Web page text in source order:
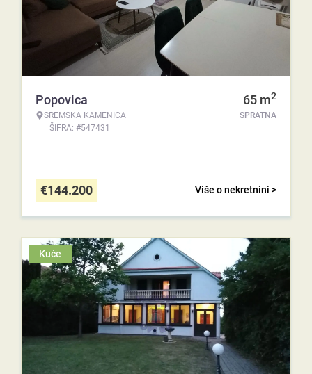
Popovica
SREMSKA KAMENICA
ŠIFRA: #547431
65 m2
SPRATNA
Više o nekretnini >
€144.200
Kuće